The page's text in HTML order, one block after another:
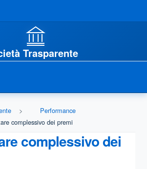
Trasparente
Performance
complessivo dei premi
complessivo dei